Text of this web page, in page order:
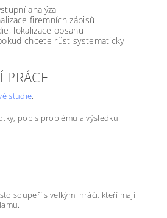
analýza
firemních zápisů
lokalizace obsahu
chcete růst systematicky
PRÁCE
studie.
popis problému a výsledku.
soupeří s velkými hráči, kteří mají